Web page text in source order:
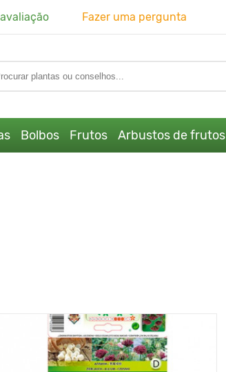
Fazer uma pergunta
Bolbos Frutos Arbustos de frutos
Avantages
inflorescências
invulgares